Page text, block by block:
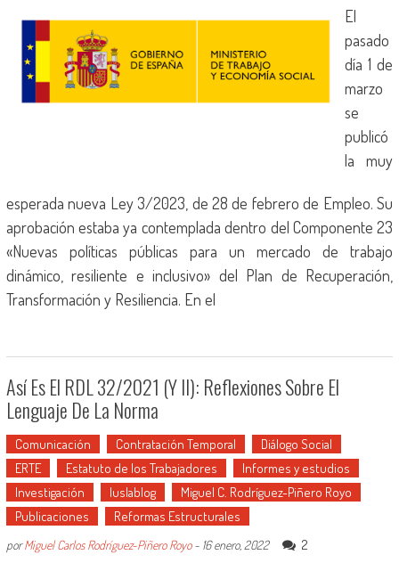
El
pasado
día 1 de
marzo
se
publicó
la muy
esperada nueva Ley 3/2023, de 28 de febrero de Empleo. Su
aprobación estaba ya contemplada dentro del Componente 23
«Nuevas políticas públicas para un mercado de trabajo
dinámico, resiliente e inclusivo» del Plan de Recuperación,
Transformación y Resiliencia. En el
Así Es El RDL 32/2021 (y II): Reflexiones Sobre El
Lenguaje De La Norma
Comunicación Contratación Temporal
Diálogo Social
ERTE
Estatuto de los Trabajadores
Informes y estudios
Investigación
Iuslablog
Miguel C. Rodríguez-Piñero Royo
Publicaciones
Reformas Estructurales
porMiguel Carlos Rodríguez-Piñero Royo- 16 enero, 2022 2